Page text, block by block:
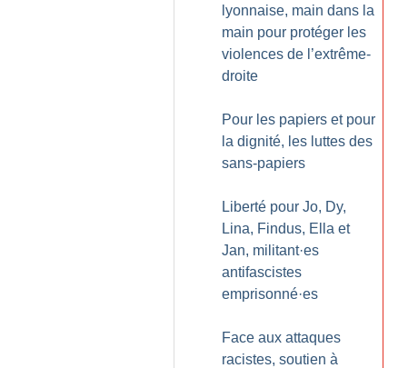
lyonnaise, main dans la
main pour protéger les
violences de l’extrême-
droite
Pour les papiers et pour
la dignité, les luttes des
sans-papiers
Liberté pour Jo, Dy,
Lina, Findus, Ella et
Jan, militant·es
antifascistes
emprisonné·es
Face aux attaques
racistes, soutien à